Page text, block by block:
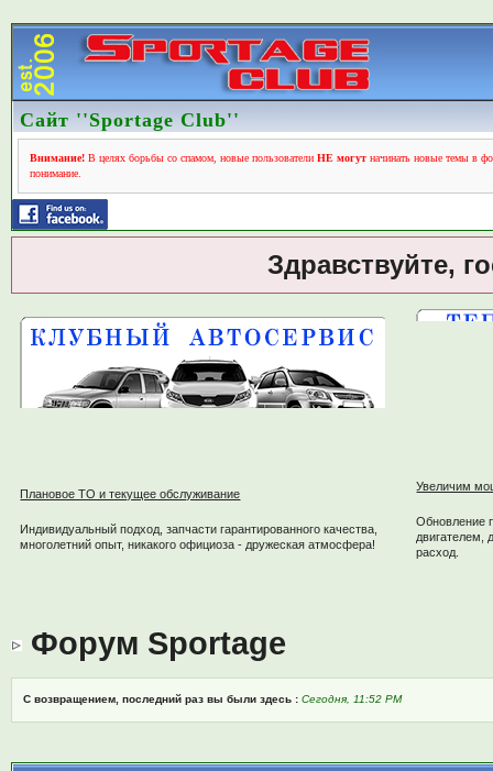
Сайт ''Sportage Club''
Внимание!В целях борьбы со спамом, новые пользователи НЕ могутначинать новые темы в
понимание.
Здравствуйте,
Плановое ТО и текущее обслуживание
Индивидуальный подход, запчасти гарантированного качества,
многолетний опыт, никакого официоза - дружеская атмосфера!
Увеличим
Обновление
двигателем,
расход.
Форум Sportage
С возвращением, последний раз вы были здесь : Сегодня, 11:52 PM